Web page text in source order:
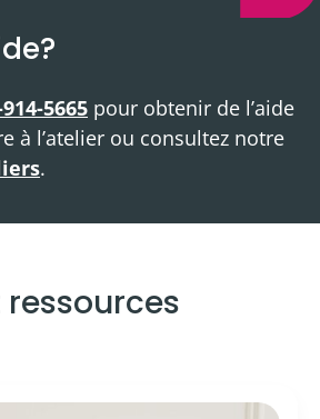
5665 pour obtenir de l’aide
à l’atelier ou consultez notre
.